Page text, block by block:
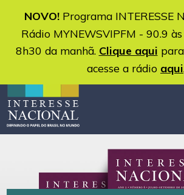
NOVO!Programa INTERESSE
Rádio MYNEWSVIPFM - 90.9
8h30 da manhã. Clique aqui
acesse a rádio aqui